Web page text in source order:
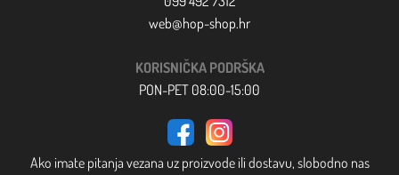
web@hop-shop.hr
KORISNIČKA PODRŠKA
PON-PET 08:00-15:00
Ako imate pitanja vezana uz proizvode ili dostavu, slobodno nas